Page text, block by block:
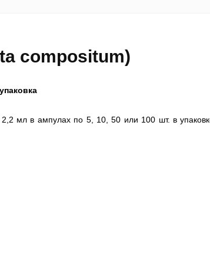
compositum)
мл в ампулах по 5, 10, 50 или 100 шт. в